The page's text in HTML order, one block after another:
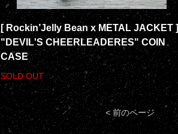
[ Rockin’Jelly Bean x METAL JACKET ]
"DEVIL'S CHEERLEADERES" COIN
CASE
SOLD OUT
< 前のページ